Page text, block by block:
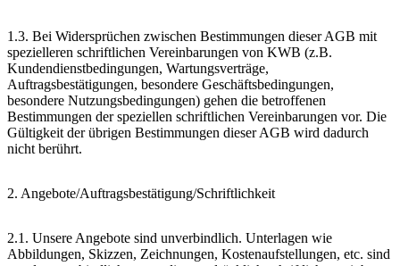
1.3. Bei Widersprüchen zwischen Bestimmungen dieser AGB mit
spezielleren schriftlichen Vereinbarungen von KWB (z.B.
Kundendienstbedingungen, Wartungsverträge,
Auftragsbestätigungen, besondere Geschäftsbedingungen,
besondere Nutzungsbedingungen) gehen die betroffenen
Bestimmungen der speziellen schriftlichen Vereinbarungen vor. Die
Gültigkeit der übrigen Bestimmungen dieser AGB wird dadurch
nicht berührt.
2. Angebote/Auftragsbestätigung/Schriftlichkeit
2.1. Unsere Angebote sind unverbindlich. Unterlagen wie
Abbildungen, Skizzen, Zeichnungen, Kostenaufstellungen, etc. sind